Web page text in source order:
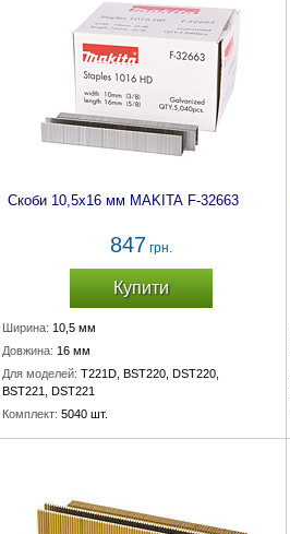
Скоби 10,5х16 мм MAKITA F-32663
847 грн.
Купити
Ширина: 10,5 мм
Довжина: 16 мм
Для моделей: T221D, BST220, DST220,
BST221, DST221
Комплект: 5040 шт.